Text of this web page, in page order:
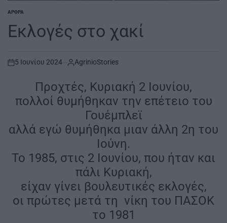
POSTED
ΆΡΘΡΑ
Εκλογές στο χακί
on
5 Ιουνίου 2024 AgrinioStories
Προχτές, Κυριακή 2 Ιουνίου,
πολλοί θυμήθηκαν την επέτειο του
Γουέμπλεϊ
αλλά εγώ θυμήθηκα μιαν άλλη 2η του
Ιούνη.
Το 1985, στις 2 Ιουνίου, που ήταν και
πάλι Κυριακή,
είχαν γίνει βουλευτικές εκλογές,
οι πρώτες μετά τη νίκη του ΠΑΣΟΚ
το 1981